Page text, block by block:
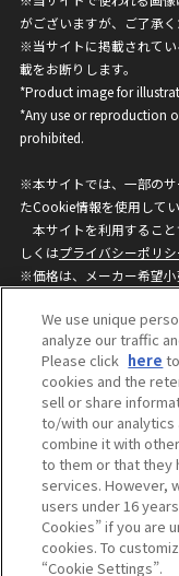
がございますが、ご了承く
※当サイトに掲載されて
載をお断りします。
*Product image for
*Any use or reproduction
prohibited.
※本サイトでは、一部の
たCookie情報を使用してい
本サイトを利用するこ
しくはプライバシーポリシ
※価格は、メーカー希望小
ざいますのでご了承くだ
privacypolicy
ウェブサイトご利用
個人情報保護方針
©BANDAI
We use unique
analyze our traffic
Please click here
cookies and the
sell or share
to/with our
combine it with
to them or that they
services. However,
users under 16
Cookies” if you are
cookies. To
“Cookie Settings”.